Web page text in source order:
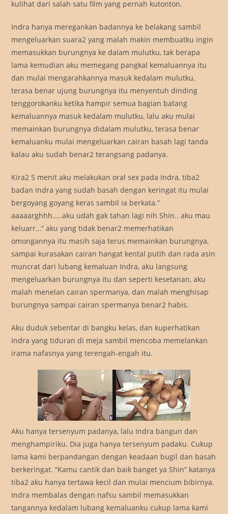
kulihat dari salah satu film yang pernah kutonton.
Indra hanya meregankan badannya ke belakang sambil
mengeluarkan suara2 yang malah makin membuatku ingin
memasukkan burungnya ke dalam mulutku, tak berapa
lama kemudian aku memegang pangkal kemaluannya itu
dan mulai mengarahkannya masuk kedalam mulutku,
terasa benar ujung burungnya itu menyentuh dinding
tenggorokanku ketika hampir semua bagian batang
kemaluannya masuk kedalam mulutku, lalu aku mulai
memainkan burungnya didalam mulutku, terasa benar
kemaluanku mulai mengeluarkan cairan basah lagi tanda
kalau aku sudah benar2 terangsang padanya.
Kira2 5 menit aku melakukan oral sex pada Indra, tiba2
badan Indra yang sudah basah dengan keringat itu mulai
bergoyang goyang keras sambil ia berkata.”
aaaaarghhh…..aku udah gak tahan lagi nih Shin.. aku mau
keluarr…” aku yang tidak benar2 memerhatikan
omongannya itu masih saja terus memainkan burungnya,
sampai kurasakan cairan hangat kental putih dan rada asin
muncrat dari lubang kemaluan Indra, aku langsung
mengeluarkan burungnya itu dan seperti kesetanan, aku
malah menelan cairan spermanya, dan malah menghisap
burungnya sampai cairan spermanya benar2 habis.
Aku duduk sebentar di bangku kelas, dan kuperhatikan
Indra yang tiduran di meja sambil mencoba memelankan
irama nafasnya yang terengah-engah itu.
Aku hanya tersenyum padanya, lalu Indra bangun dan
menghampiriku. Dia juga hanya tersenyum padaku. Cukup
lama kami berpandangan dengan keadaan bugil dan basah
berkeringat. “Kamu cantik dan baik banget ya Shin” katanya
tiba2 aku hanya tertawa kecil dan mulai mencium bibirnya.
Indra membalas dengan nafsu sambil memasukkan
tangannya kedalam lubang kemaluanku cukup lama kami